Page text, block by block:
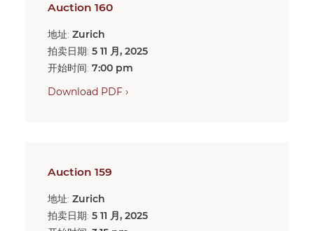
Auction 160
地址: Zurich
拍卖日期: 5 11 月, 2025
开始时间: 7:00 pm
Download PDF ›
Auction 159
地址: Zurich
拍卖日期: 5 11 月, 2025